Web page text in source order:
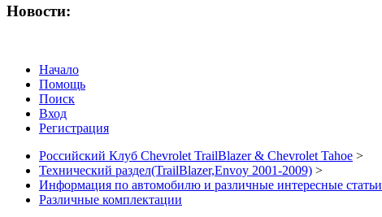
Новости:
Начало
Помощь
Поиск
Вход
Регистрация
Российский Клуб Chevrolet TrailBlazer & Chevrolet Tahoe >
Технический раздел(TrailBlazer,Envoy 2001-2009) >
Информация по автомобилю и различные интересные статьи
Различные комплектации